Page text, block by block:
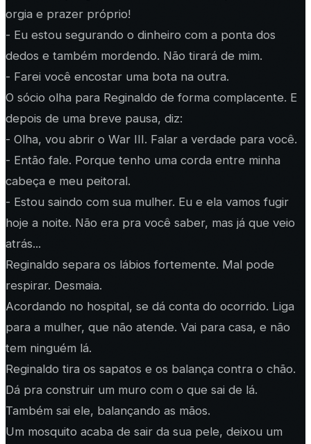
orgia e prazer próprio!
- Eu estou segurando o dinheiro com a ponta dos
dedos e também mordendo. Não tirará de mim.
- Farei você encostar uma bota na outra.
O sócio olha para Reginaldo de forma complacente. E
depois de uma breve pausa, diz:
- Olha, vou abrir o War III. Falar a verdade para você.
- Então fale. Porque tenho uma corda entre minha
cabeça e meu peitoral.
- Estou saindo com sua mulher. Eu e ela vamos fugir
hoje a noite. Não era pra você saber, mas já que veio
atrás...
Reginaldo separa os lábios fortemente. Mal pode
respirar. Desmaia.
Acordando no hospital, se dá conta do ocorrido. Liga
para a mulher, que não atende. Vai para casa, e não
tem ninguém lá.
Reginaldo tira os sapatos e os balança contra o chão.
Dá pra construir um muro com o que sai de lá.
Também sai ele, balançando as mãos.
Um mosquito acaba de sair da sua pele, deixou um